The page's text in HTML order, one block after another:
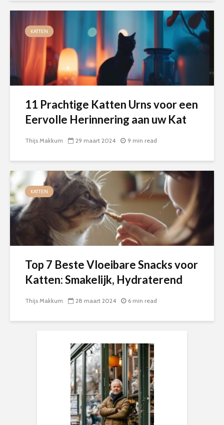
KATTEN
11 Prachtige Katten Urns voor een
Eervolle Herinnering aan uw Kat
Thijs Makkum 29 maart 2024 9 min read
KATTEN
Top 7 Beste Vloeibare Snacks voor
Katten: Smakelijk, Hydraterend
Thijs Makkum 28 maart 2024 6 min read